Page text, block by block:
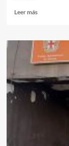
Leer másLeer
El
de
Almería
informa
las